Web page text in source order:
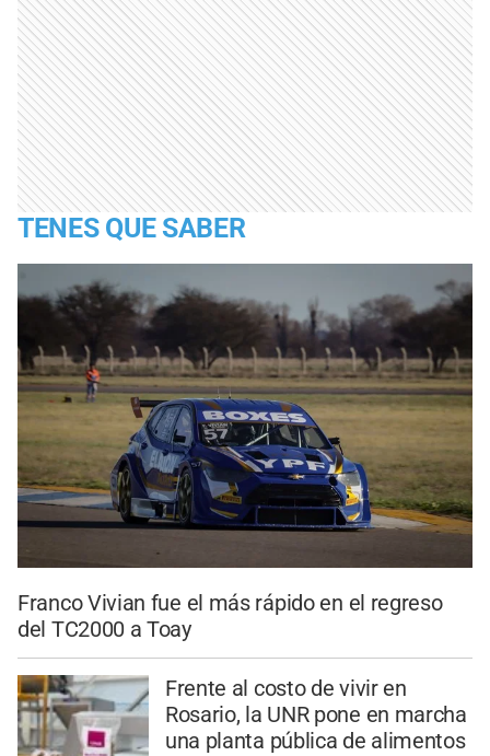
TENES QUE SABER
Franco Vivian fue el más rápido en el regreso
del TC2000 a Toay
Frente al costo de vivir en
Rosario, la UNR pone en marcha
una planta pública de alimentos